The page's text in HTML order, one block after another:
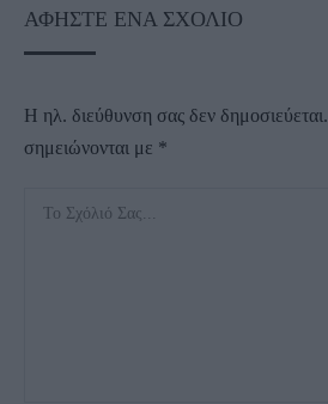
ΑΦΉΣΤΕ ΈΝΑ ΣΧΌΛΙΟ
Η ηλ. διεύθυνση σας δεν δημοσιεύεται.
σημειώνονται με *